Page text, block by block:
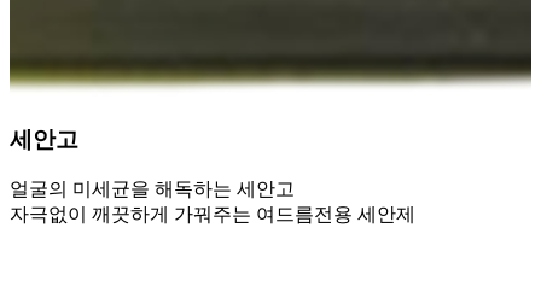
세안고
얼굴의 미세균을 해독하는 세안고
자극없이 깨끗하게 가꿔주는 여드름전용 세안제